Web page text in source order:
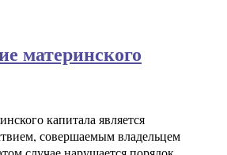
материнского
капитала является
совершаемым владельцем